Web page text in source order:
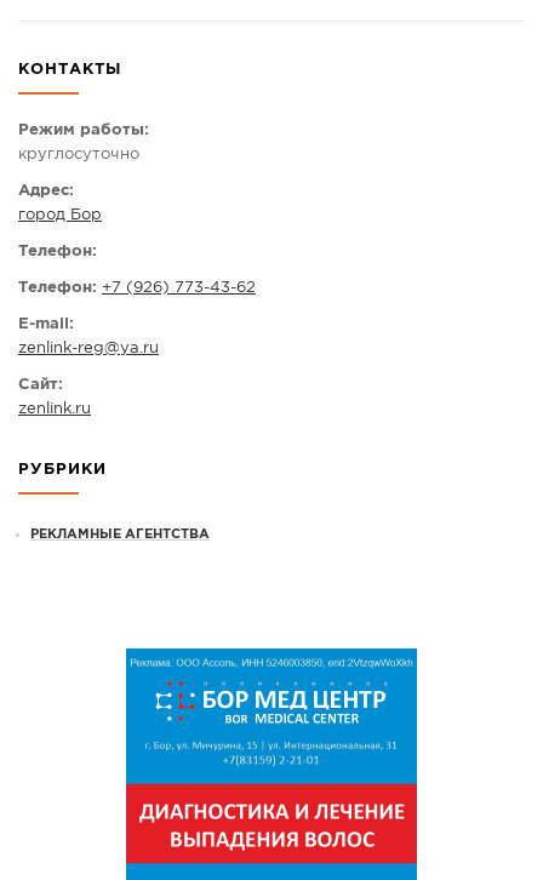
КАМЕРЫ
КОНКУРСЫ
КОНТАКТЫ
Режим работы:
круглосуточно
Адрес:
город Бор
Телефон:
Телефон: +7 (926) 773-43-62
E-mail:
zenlink-reg@ya.ru
Сайт:
zenlink.ru
РУБРИКИ
РЕКЛАМНЫЕ АГЕНТСТВА